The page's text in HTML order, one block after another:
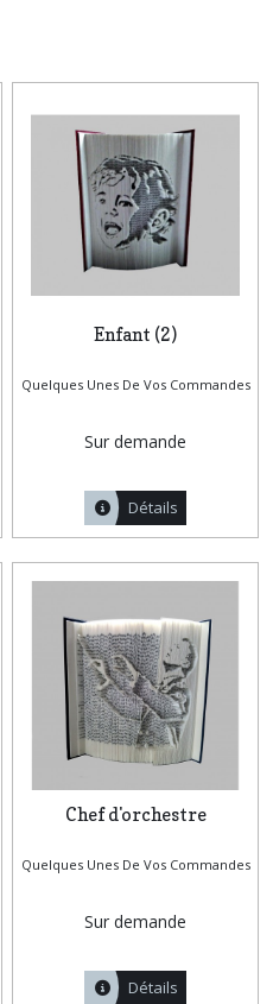
Enfant (2)
Quelques Unes De Vos Commandes
Sur demande
Détails
Chef d'orchestre
Quelques Unes De Vos Commandes
Sur demande
Détails